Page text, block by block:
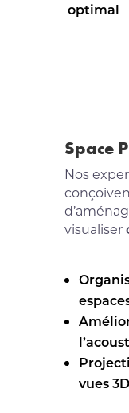
optimal
Space
Nos
visualiser
vues 3D